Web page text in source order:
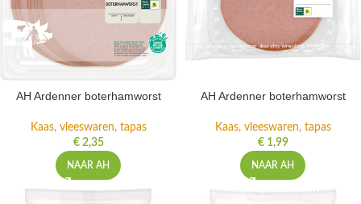
AH Ardenner boterhamworst
Kaas, vleeswaren, tapas
€2,35
NAAR AH
AH Ardenner boterhamworst
Kaas, vleeswaren, tapas
€1,99
NAAR AH